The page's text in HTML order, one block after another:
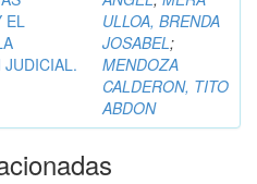
EL
JUDICIAL.
ULLOA, BRENDA
JOSABEL;
MENDOZA
CALDERON, TITO
ABDON